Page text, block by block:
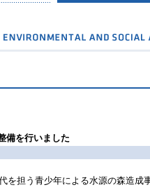
備を行いました
を担う青少年による水源の森造成